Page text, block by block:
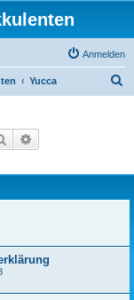
Anmelden
Yucca
Suche